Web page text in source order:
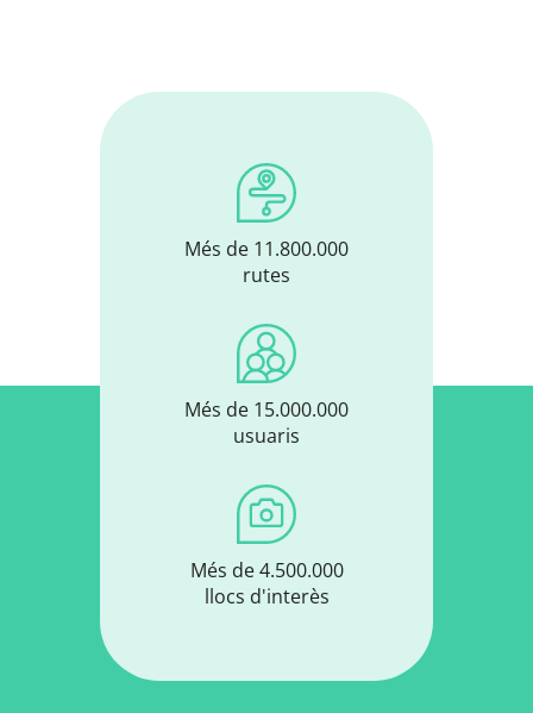
Més de 11.800.000
rutes
Més de 15.000.000
usuaris
Més de 4.500.000
llocs d'interès